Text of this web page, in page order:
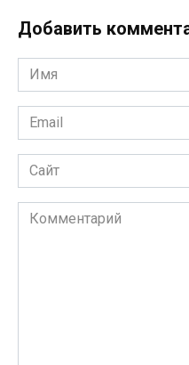
Добавить
Имя
*
Email
*
Сайт
Комментарий